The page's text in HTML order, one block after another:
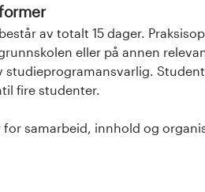
av totalt 15 dager.
eller på annen
studieprogramansvarlig.
fire studenter.
samarbeid, innhold og